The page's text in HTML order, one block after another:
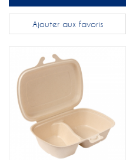
Ajouter aux favoris